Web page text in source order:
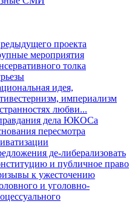
проекта
мероприятия
толка
идея,
империализм
любви...
дела ЮКОСа
пересмотра
де-либерализовать
и публичное право
к ужесточению
и уголовно-